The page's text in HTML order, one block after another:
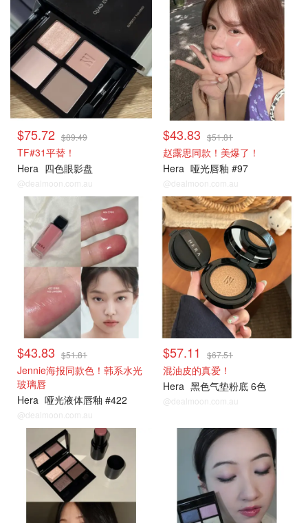
$75.72 $89.49
TF#31平替！
Hera 四色眼影盘
@dealmoon.com.au
$43.83 $51.81
赵露思同款！美爆了！
Hera 哑光唇釉 #97
@dealmoon.com.au
$43.83 $51.81
Jennie海报同款色！韩系水光
玻璃唇
Hera 哑光液体唇釉 #422
@dealmoon.com.au
$57.11 $67.51
混油皮的真爱！
Hera 黑色气垫粉底 6色
@dealmoon.com.au